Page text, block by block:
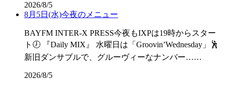
2026/8/5
8月5日(水)今夜のメニュー
BAYFM INTER-X PRESS今夜もIXPは19時からスター
ト🕖 『Daily MIX』 水曜日は「Groovin’Wednesday」🕺
新旧ダンサブルで、グルーヴィーなナンバー……
2026/8/5